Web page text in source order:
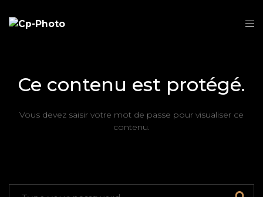
Ce contenu est protégé.
Vous devez saisir votre mot de passe pour visualiser ce
contenu.